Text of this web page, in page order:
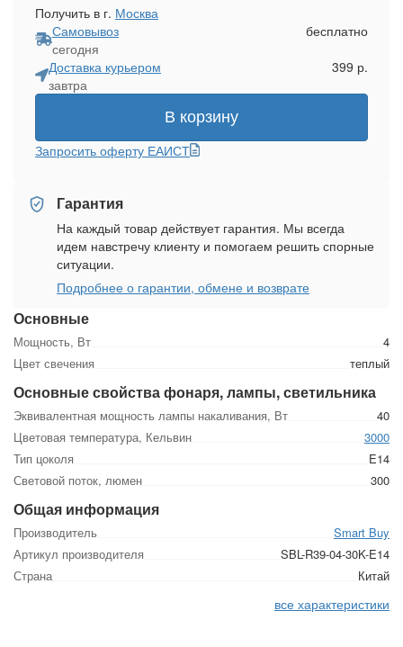
Основные
Мощность, Вт
4
Цвет свечения
теплый
Основные свойства фонаря, лампы, светильника
Эквивалентная мощность лампы накаливания, Вт
40
Цветовая температура, Кельвин
3000
Тип цоколя
E14
Световой поток, люмен
300
Общая информация
Производитель
Smart Buy
Артикул производителя
SBL-R39-04-30K-E14
Страна
Китай
все характеристики
Получить в г. Москва
Самовывоз
сегодня
бесплатно
Доставка курьером
завтра
399 р.
В корзину
Запросить оферту ЕАИСТ
Гарантия
На каждый товар действует гарантия. Мы всегда
идем навстречу клиенту и помогаем решить спорные
ситуации.
Подробнее о гарантии, обмене и возврате